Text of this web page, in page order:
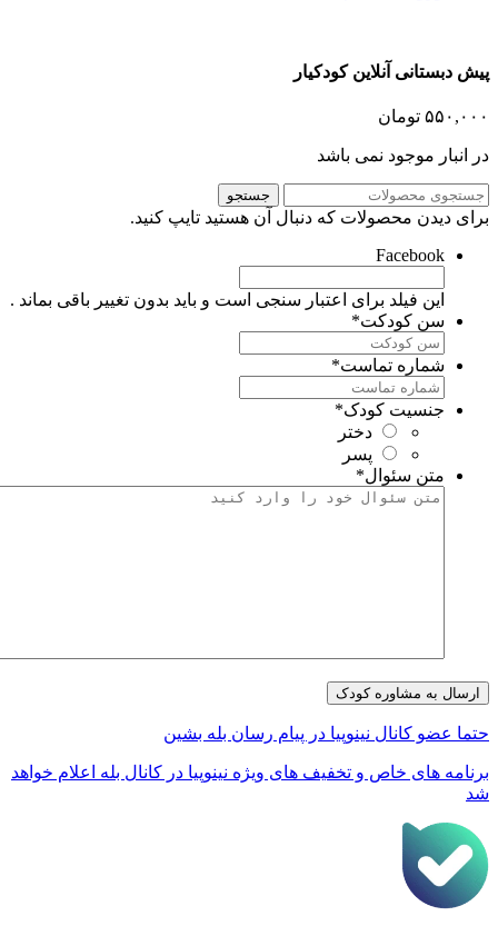
دبستانی آنلاین کودکیار
تومان
انبار موجود نمی باشد
جستجو
دیدن محصولات که دنبال آن هستید تایپ کنید.
Facebook
این فیلد برای اعتبار سنجی است و باید بدون تغییر باقی بماند .
سن کودکت*
شماره تماست*
جنسیت کودک*
دختر
پسر
متن سئوال *
عضو کانال نینوپیا در پیام رسان بله بشین
های خاص و تخفیف های ویژه نینوپیا در کانال بله اعلام خواهد